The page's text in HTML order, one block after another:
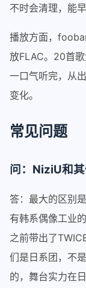
不时会清理，能
播放方面，
放FLAC。20首
一口气听完，从
变化。
常见问题
问：NiziU和其
答：最大的区别
有韩系偶像工业
之前带出了
们是日系团，不
的，舞台实力在